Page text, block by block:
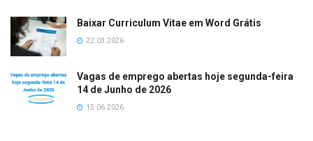
Baixar Curriculum Vitae em Word Grátis
22.03.2026
Vagas de emprego abertas hoje segunda-feira
14 de Junho de 2026
15.06.2026